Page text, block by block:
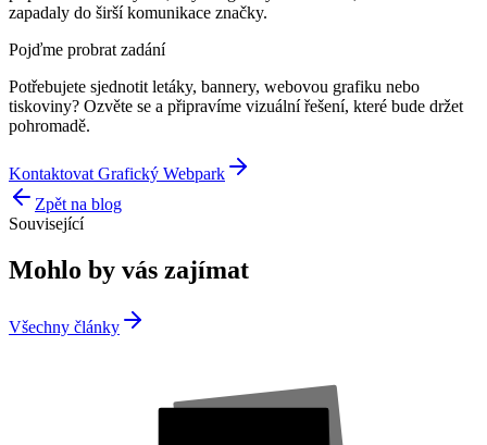
zapadaly do širší komunikace značky.
Pojďme probrat zadání
Potřebujete sjednotit letáky, bannery, webovou grafiku nebo
tiskoviny? Ozvěte se a připravíme vizuální řešení, které bude držet
pohromadě.
Kontaktovat Grafický Webpark
Zpět na blog
Související
Mohlo by vás zajímat
Všechny články